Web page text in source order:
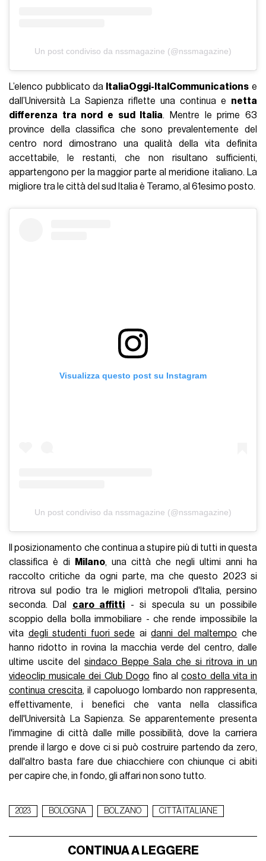
Un post condiviso da nssmagazine (@nssmagazine)
L’elenco pubblicato da ItaliaOggi-ItalCommunications e
dall’Università La Sapienza riflette una continua e netta
differenza tra nord e sud Italia. Mentre le prime 63
province della classifica che sono prevalentemente del
centro nord dimostrano una qualità della vita definita
accettabile, le restanti, che non risultano sufficienti,
appartengono per la maggior parte al meridione italiano. La
migliore tra le città del sud Italia è Teramo, al 61esimo posto.
Visualizza questo post su Instagram
Un post condiviso da nssmagazine (@nssmagazine)
Il posizionamento che continua a stupire più di tutti in questa
classifica è di
Milano, una città che negli ultimi anni ha
raccolto critiche da ogni parte, ma che questo 2023 si
ritrova sul podio tra le migliori metropoli d'Italia, persino
seconda. Dal caro affitti - si specula su un possibile
scoppio della bolla immobiliare - che rende impossibile la
vita degli studenti fuori sede aidanni del maltempo che
hanno ridotto in rovina la macchia verde del centro, dalle
ultime uscite delsindaco Beppe Sala che si ritrova in un
videoclip musicale dei Club Dogo fino alcosto della vita in
continua crescita, il capoluogo lombardo non rappresenta,
effettivamente, i benefici che vanta nella classifica
dell'Università La Sapienza. Se apparentemente presenta
l'immagine di città dalle mille possibilità, dove la carriera
prende il largo e dove ci si può costruire partendo da zero,
dall'altro basta fare due chiacchiere con chiunque ci abiti
per capire che, in fondo, gli affari non sono tutto.
2023 BOLOGNA BOLZANO CITTÀ ITALIANE
CONTINUA A LEGGERE